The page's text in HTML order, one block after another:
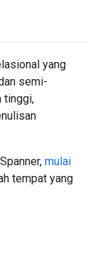
yang
semi-
tinggi,
mulai
tempat yang